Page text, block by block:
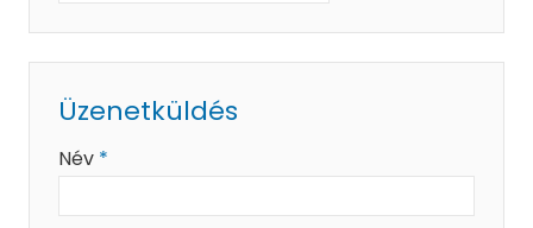
Üzenetküldés
Név *